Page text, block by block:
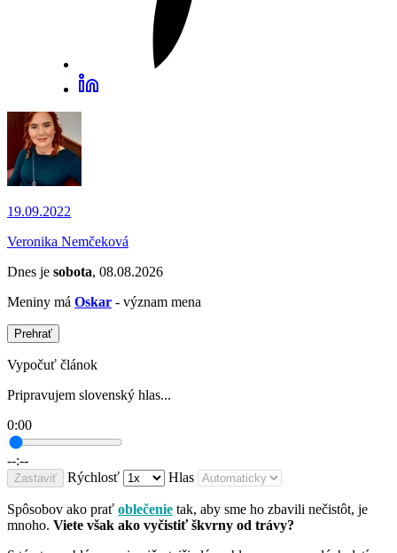
19.09.2022
Veronika Nemčeková
Dnes je sobota, 08.08.2026
Meniny má Oskar - význam mena
Prehrať
Vypočuť článok
Pripravujem slovenský hlas...
0:00
--:--
Zastaviť Rýchlosť Hlas
Spôsobov ako prať oblečenie tak, aby sme ho zbavili nečistôt, je
mnoho. Viete však ako vyčistiť škvrny od trávy?